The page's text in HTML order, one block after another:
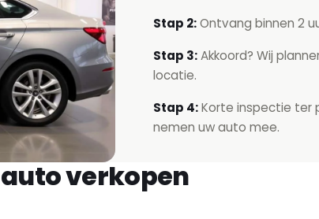
Stap 2:Ontvang binnen 2
Stap 3:Akkoord? Wij
locatie.
Stap 4:Korte inspectie ter
nemen uw auto mee.
verkopen